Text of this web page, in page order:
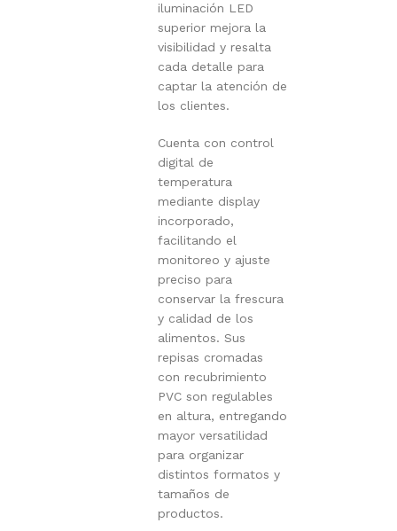
iluminación LED
superior mejora la
visibilidad y resalta
cada detalle para
captar la atención de
los clientes.
Cuenta con control
digital de
temperatura
mediante display
incorporado,
facilitando el
monitoreo y ajuste
preciso para
conservar la frescura
y calidad de los
alimentos. Sus
repisas cromadas
con recubrimiento
PVC son regulables
en altura, entregando
mayor versatilidad
para organizar
distintos formatos y
tamaños de
productos.